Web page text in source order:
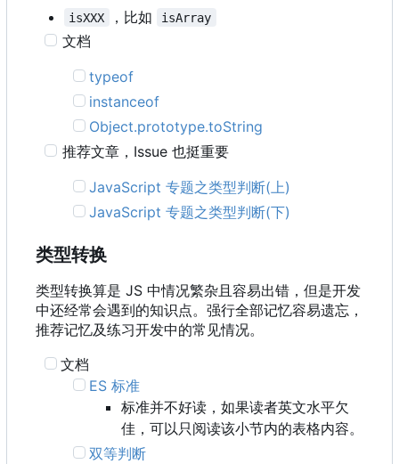
isXXX ，比如 isArray
文档
typeof
instanceof
Object.prototype.toString
推荐文章 ， Issue 也挺重要
JavaScript 专题之类型判断(上)
JavaScript 专题之类型判断(下)
类型转换
类型转换算是 JS 中情况繁杂且容易出错，但是开发
中还经常会遇到的知识点。强行全部记忆容易遗忘，
推荐记忆及练习开发中的常见情况。
文档
ES 标准
标准并不好读，如果读者英文水平欠
佳，可以只阅读该小节内的表格内容。
双等判断